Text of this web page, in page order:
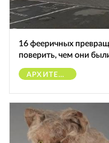
16 фееричных
поверить, чем они
АРХИТЕКТУРА